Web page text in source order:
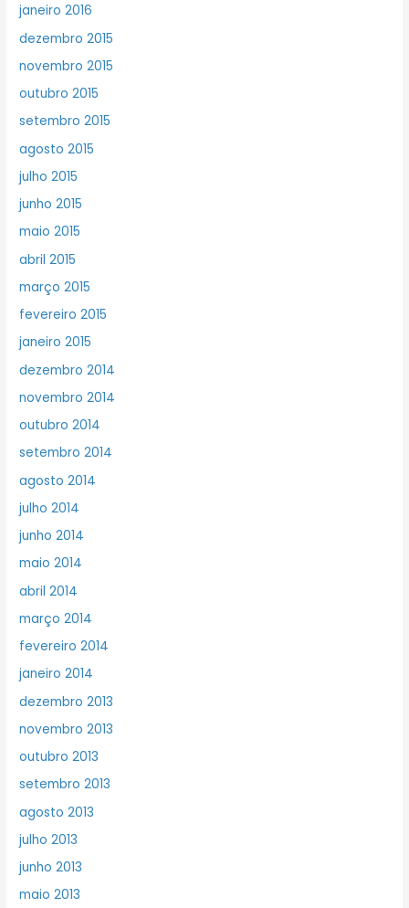
janeiro 2016
dezembro 2015
novembro 2015
outubro 2015
setembro 2015
agosto 2015
julho 2015
junho 2015
maio 2015
abril 2015
março 2015
fevereiro 2015
janeiro 2015
dezembro 2014
novembro 2014
outubro 2014
setembro 2014
agosto 2014
julho 2014
junho 2014
maio 2014
abril 2014
março 2014
fevereiro 2014
janeiro 2014
dezembro 2013
novembro 2013
outubro 2013
setembro 2013
agosto 2013
julho 2013
junho 2013
maio 2013